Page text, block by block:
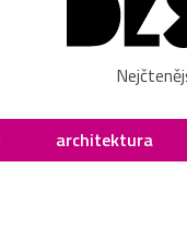
architektura